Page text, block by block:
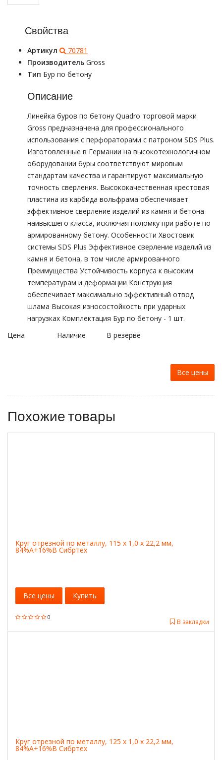
Свойства
Артикул
70781
Производитель Gross
Тип Бур по бетону
Описание
Линейка буров по бетону Quadro торговой марки
Gross предназначена для профессионального
использования с перфораторами с патроном SDS Plus.
Изготовленные в Германии на высокотехнологичном
оборудовании буры соответствуют мировым
стандартам качества и гарантируют максимальную
точность сверления. Высококачественная крестовая
пластина из карбида вольфрама обеспечивает
эффективное сверление изделий из камня и бетона
наивысшего класса, исключая поломку при работе по
армированному бетону. Особенности Хвостовик
системы SDS Plus Эффективное сверление изделий из
камня и бетона, в том числе армированного
Преимущества Устойчивость корпуса к высоким
температурам и деформации Конструкция
обеспечивает максимально эффективный отвод
шлама Высокая износостойкость при ударных
нагрузках Комплектация Бур по бетону - 1 шт.
Цена
Наличие В резерве
Все цены
Похожие товары
Круг отрезной по металлу, 115 х 1,0 х 22,2 мм,
84%A+16%B Сибртех
0
В закладки
Все цены Купить
Круг отрезной по металлу, 125 х 1,0 х 22,2 мм,
84%A+16%B Сибртех